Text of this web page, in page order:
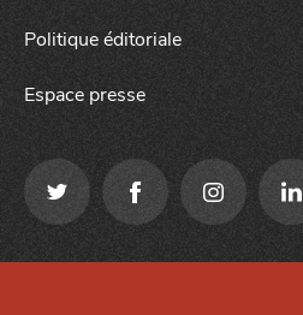
Politique éditoriale
Espace presse